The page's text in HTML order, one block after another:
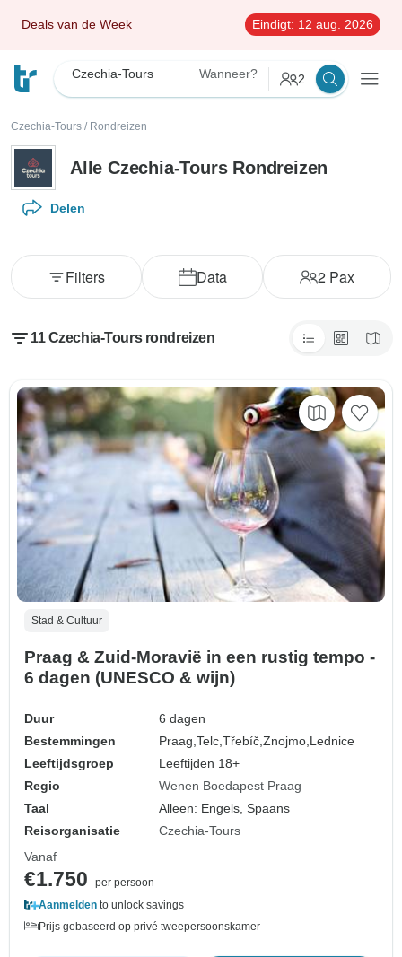
Deals van de Week Eindigt: 12 aug. 2026
Czechia-Tours Wanneer? 2
Czechia-Tours / Rondreizen
Alle Czechia-Tours Rondreizen
Delen
Data 2 Pax
Filters
11 Czechia-Tours rondreizen
Stad & Cultuur
Praag & Zuid-Moravië in een rustig tempo -
6 dagen (UNESCO & wijn)
Duur
6 dagen
Bestemmingen
Praag,Telc,Třebíč,Znojmo, Lednice
Leeftijdsgroep
Leeftijden 18+
Regio
Wenen Boedapest Praag
Taal
Alleen: Engels, Spaans
Reisorganisatie
Czechia-Tours
Vanaf
€1.750
per persoon
Aanmelden to unlock savings
Prijs gebaseerd op privé tweepersoonskamer